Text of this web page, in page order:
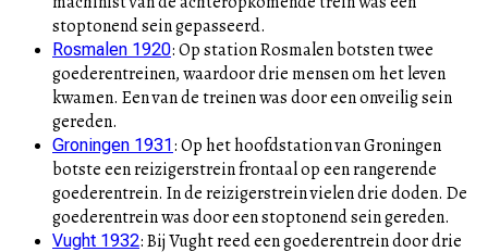
stoptonend sein gepasseerd.
Rosmalen 1920:Op station Rosmalen botsten twee
goederentreinen, waardoor drie mensen om het leven
kwamen. Een van de treinen was door een onveilig sein
gereden.
Groningen 1931:Op het hoofdstation van Groningen
botste een reizigerstrein frontaal op een rangerende
goederentrein. In de reizigerstrein vielen drie doden. De
goederentrein was door een stoptonend sein gereden.
Vught 1932:Bij Vught reed een goederentrein door drie